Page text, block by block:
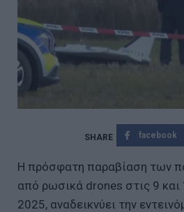
facebook
Η πρόσφατη παραβίαση των
από ρωσικά drones στις 9 και
2025, αναδεικνύει την